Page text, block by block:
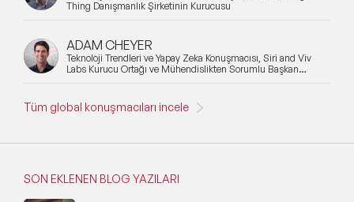
Thing Danışmanlık Şirketinin Kurucusu
ADAM CHEYER
Teknoloji Trendleri ve Yapay Zeka Konuşmacısı, Siri and Viv
Labs Kurucu Ortağı ve Mühendislikten Sorumlu Başkan
Tüm global konuşmacıları incele
SON EKLENEN BLOG YAZILARI